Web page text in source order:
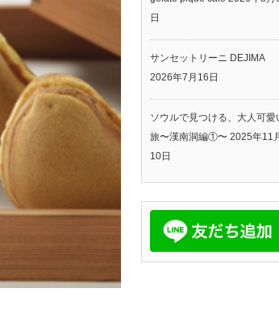
日
サンセットリーニ DEJIMA
2026年7月16日
ソウルで見つける、大人可愛
旅〜漢南洞編①〜 2025年11
10日